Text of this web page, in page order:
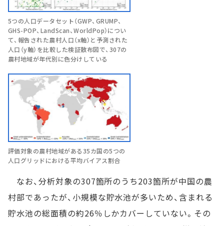
5つの人口データセット（GWP、GRUMP、
GHS-POP、LandScan、WorldPop）につい
て、報告された農村人口（x軸）と予測された
人口（y軸）を比較した検証散布図で、307の
農村地域が年代別に色分けしている
評価対象の農村地域がある35カ国の5つの
人口グリッドにおける平均バイアス割合
なお、分析対象の307箇所のうち203箇所が中国の農
村部であったが、小規模な貯水池が多いため、含まれる
貯水池の総面積の約26％しかカバーしていない。その